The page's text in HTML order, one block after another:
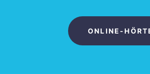
ONLINE-